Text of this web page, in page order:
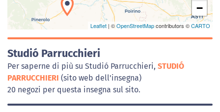
−
Leaflet | ©OpenStreetMapcontributors ©CARTO
Studió Parrucchieri
Per saperne di più su Studió Parrucchieri, STUDIÓ
PARRUCCHIERI (sito web dell'insegna)
20 negozi per questa insegna sul sito.